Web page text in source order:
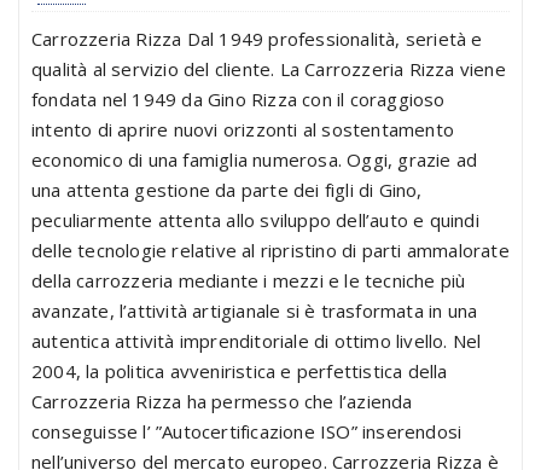
Carrozzeria Rizza Dal 1949 professionalità, serietà e
qualità al servizio del cliente. La Carrozzeria Rizza viene
fondata nel 1949 da Gino Rizza con il coraggioso
intento di aprire nuovi orizzonti al sostentamento
economico di una famiglia numerosa. Oggi, grazie ad
una attenta gestione da parte dei figli di Gino,
peculiarmente attenta allo sviluppo dell’auto e quindi
delle tecnologie relative al ripristino di parti ammalorate
della carrozzeria mediante i mezzi e le tecniche più
avanzate, l’attività artigianale si è trasformata in una
autentica attività imprenditoriale di ottimo livello. Nel
2004, la politica avveniristica e perfettistica della
Carrozzeria Rizza ha permesso che l’azienda
conseguisse l’ ”Autocertificazione ISO” inserendosi
nell’universo del mercato europeo. Carrozzeria Rizza è